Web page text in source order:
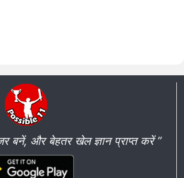
बनें, और बेहतर खेल ज्ञान प्राप्त करें ”